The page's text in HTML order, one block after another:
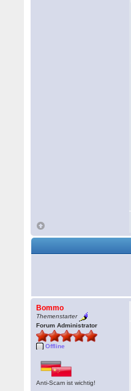
Bommo
Themenstarter
Forum Administrator
Offline
Anti-Scam ist wichtig!